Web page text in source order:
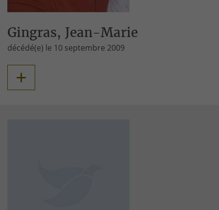
Gingras, Jean-Marie
décédé(e) le 10 septembre 2009
+